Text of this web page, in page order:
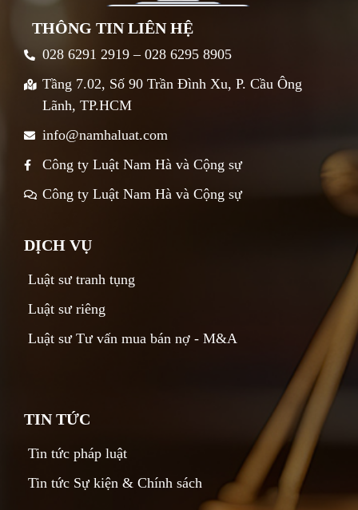
THÔNG TIN LIÊN HỆ
028 6291 2919 – 028 6295 8905
Tầng 7.02, Số 90 Trần Đình Xu, P. Cầu Ông
Lãnh, TP.HCM
info@namhaluat.com
Công ty Luật Nam Hà và Cộng sự
Công ty Luật Nam Hà và Cộng sự
DỊCH VỤ
Luật sư tranh tụng
Luật sư riêng
Luật sư Tư vấn mua bán nợ - M&A
TIN TỨC
Tin tức pháp luật
Tin tức Sự kiện & Chính sách